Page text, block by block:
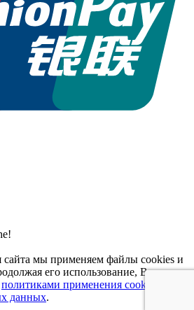
мы применяем файлы cookies и
его использование, Вы
политиками применения cookies и
данных.